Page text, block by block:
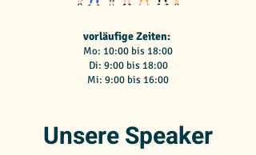
vorläufige Zeiten:
Mo: 10:00 bis 18:00
Di: 9:00 bis 18:00
Mi: 9:00 bis 16:00
Unsere Speaker